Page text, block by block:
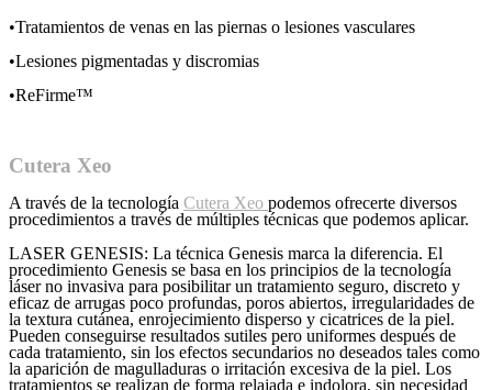
•Tratamientos de venas en las piernas o lesiones vasculares
•Lesiones pigmentadas y discromias
•ReFirme™
Cutera Xeo
A través de la tecnología Cutera Xeo podemos ofrecerte diversos
procedimientos a través de múltiples técnicas que podemos aplicar.
LASER GENESIS: La técnica Genesis marca la diferencia. El
procedimiento Genesis se basa en los principios de la tecnología
láser no invasiva para posibilitar un tratamiento seguro, discreto y
eficaz de arrugas poco profundas, poros abiertos, irregularidades de
la textura cutánea, enrojecimiento disperso y cicatrices de la piel.
Pueden conseguirse resultados sutiles pero uniformes después de
cada tratamiento, sin los efectos secundarios no deseados tales como
la aparición de magulladuras o irritación excesiva de la piel. Los
tratamientos se realizan de forma relajada e indolora, sin necesidad